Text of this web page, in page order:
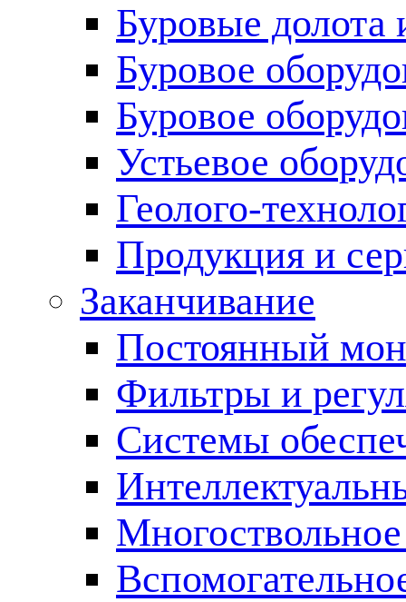
Буровые долота
Буровое
Буровое
Устьевое
Геолого-
Продукция и
Заканчивание
Постоянный
Фильтры и
Cистемы